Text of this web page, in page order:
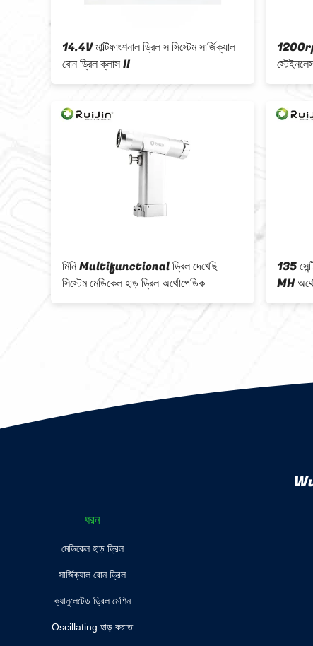
14.4V মাল্টিফাংশনাল ড্রিল স সিস্টেম সার্জিক্যাল
বোন ড্রিল ক্লাস II
মিনি Multifunctional ড্রিল দেখেছি
সিস্টেম মেডিকেল হাড় ড্রিল অর্থোপেডিক
135
MH
ধরন
মেডিকেল হাড় ড্রিল
সার্জিক্যাল বোন ড্রিল
ক্যানুলেটেড ড্রিল মেশিন
Oscillating হাড় করাত